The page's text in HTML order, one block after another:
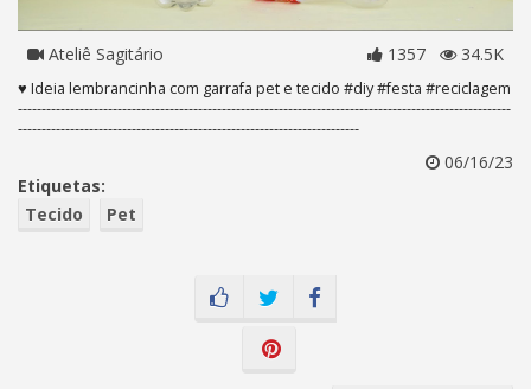
Ateliê Sagitário 1357 34.5K
♥ Ideia lembrancinha com garrafa pet e tecido #diy #festa #reciclagem
----------------------------------------­----------------------------------------­------------------------
----------------­----------------------------------------­----------------
06/16/23
Etiquetas:
Tecido
Pet